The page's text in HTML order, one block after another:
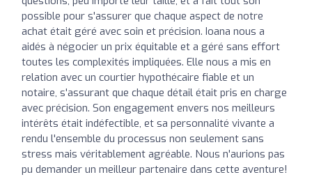
possible pour s'assurer que chaque aspect de notre
achat était géré avec soin et précision. Ioana nous a
aidés à négocier un prix équitable et a géré sans effort
toutes les complexités impliquées. Elle nous a mis en
relation avec un courtier hypothécaire fiable et un
notaire, s'assurant que chaque détail était pris en charge
avec précision. Son engagement envers nos meilleurs
intérêts était indéfectible, et sa personnalité vivante a
rendu l'ensemble du processus non seulement sans
stress mais véritablement agréable. Nous n'aurions pas
pu demander un meilleur partenaire dans cette aventure!